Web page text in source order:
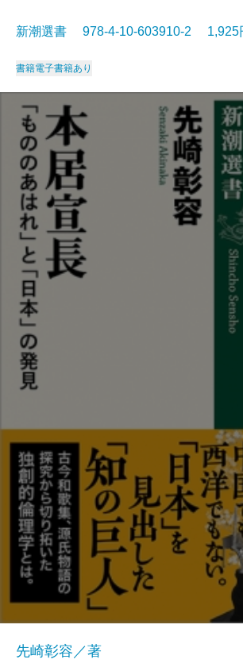
新潮選書 978-4-10-603910-2
書籍電子書籍あり
先崎彰容／著